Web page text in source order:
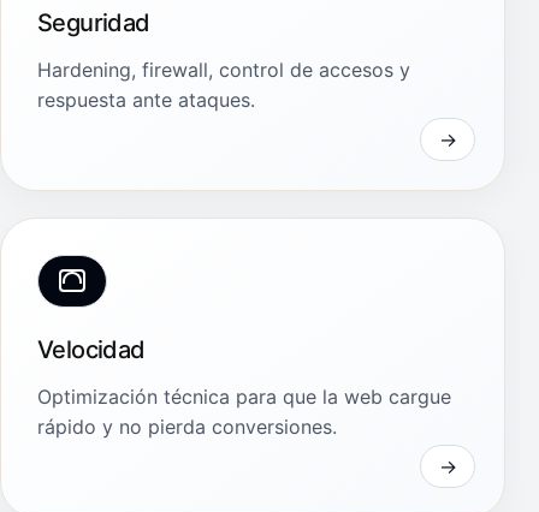
Seguridad
Hardening, firewall, control de accesos y
respuesta ante ataques.
Velocidad
Optimización técnica para que la web cargue
rápido y no pierda conversiones.